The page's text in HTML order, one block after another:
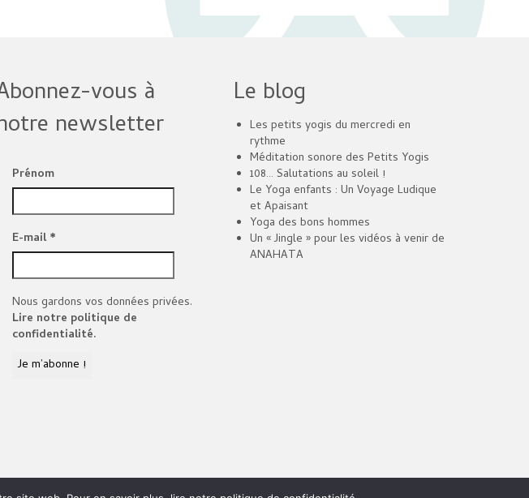
vous à
newsletter
Prénom
E-mail*
Nous gardons vos données privées.
Lire notre politique de
confidentialité.
Le blog
Les petits yogis du mercredi en
rythme
Méditation sonore des Petits Yogis
108… Salutations au soleil !
Le Yoga enfants : Un Voyage Ludique
et Apaisant
Yoga des bons hommes
Un « Jingle » pour les vidéos à venir de
ANAHATA